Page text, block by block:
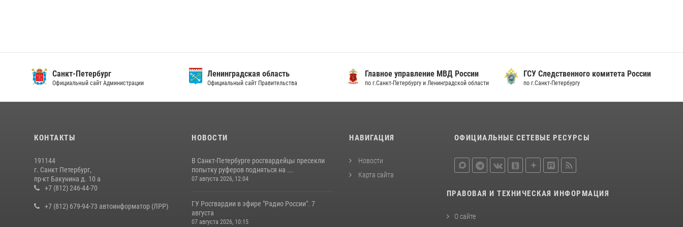
Санкт-Петербург
Официальный сайт Администрации
Ленинградская область
Официальный сайт Правительства
Главное управление МВД России
по г.Санкт-Петербургу и Ленинградской области
ГСУ Следственного комитета России
по г.Санкт-Петербургу
КОНТАКТЫ
191144
г. Санкт Петербург,
пр-кт Бакунина д. 10 а
+7 (812) 246-44-70
+7 (812) 679-94-73 автоинформатор (ЛРР)
НОВОСТИ
В Санкт-Петербурге росгвардейцы пресекли
попытку руферов подняться на ...
07 августа 2026, 12:04
ГУ Росгвардии в эфире "Радио России". 7
августа
07 августа 2026, 10:15
НАВИГАЦИЯ
Новости
Карта сайта
ОФИЦИАЛЬНЫЕ СЕТЕВЫЕ РЕСУРСЫ
ПРАВОВАЯ И ТЕХНИЧЕСКАЯ ИНФОРМАЦИЯ
О сайте